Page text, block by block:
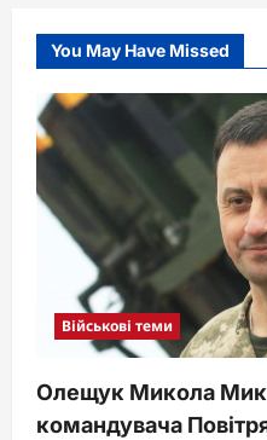
You May Have Missed
Військові теми
Олещук Микола
командувача